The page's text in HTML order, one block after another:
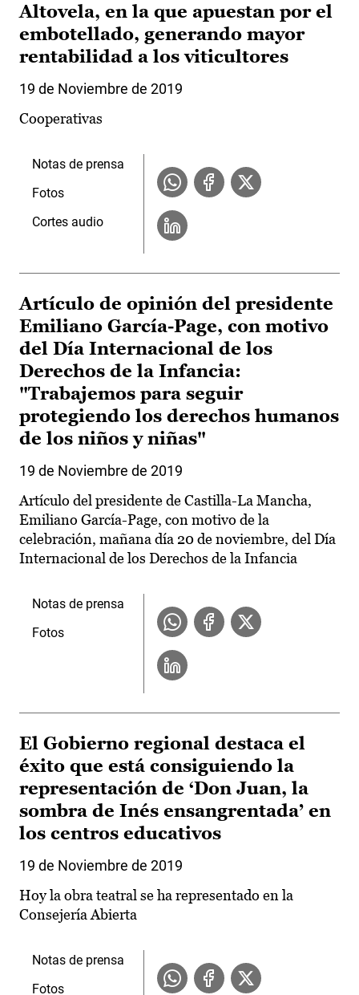
Altovela, en la que apuestan por el
embotellado, generando mayor
rentabilidad a los viticultores
19 de Noviembre de 2019
Cooperativas
Notas de prensa
Fotos
Cortes audio
Artículo de opinión del presidente
Emiliano García-Page, con motivo
del Día Internacional de los
Derechos de la Infancia:
"Trabajemos para seguir
protegiendo los derechos humanos
de los niños y niñas"
19 de Noviembre de 2019
Artículo del presidente de Castilla-La Mancha,
Emiliano García-Page, con motivo de la
celebración, mañana día 20 de noviembre, del Día
Internacional de los Derechos de la Infancia
Notas de prensa
Fotos
El Gobierno regional destaca el
éxito que está consiguiendo la
representación de ‘Don Juan, la
sombra de Inés ensangrentada’ en
los centros educativos
19 de Noviembre de 2019
Hoy la obra teatral se ha representado en la
Consejería Abierta
Notas de prensa
Fotos